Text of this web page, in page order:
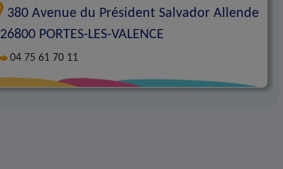
380 Avenue du Président Salvador Allende
26800 PORTES-LES-VALENCE
04 75 61 70 11